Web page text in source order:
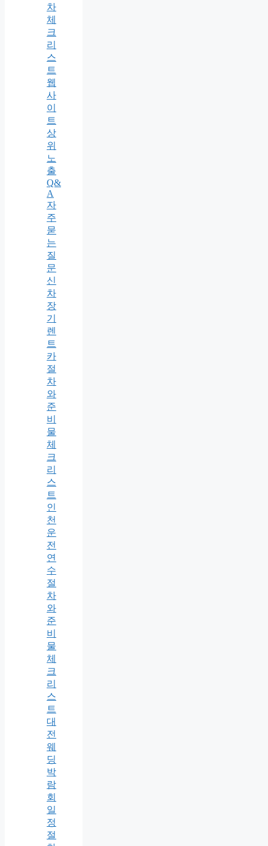
차
체
크
리
스
트
웹
사
이
트
상
위
노
출
Q&
A
자
주
묻
는
질
문
신
차
장
기
렌
트
카
절
차
와
준
비
물
체
크
리
스
트
인
천
운
전
연
수
절
차
와
준
비
물
체
크
리
스
트
대
전
웨
딩
박
람
회
일
정
절